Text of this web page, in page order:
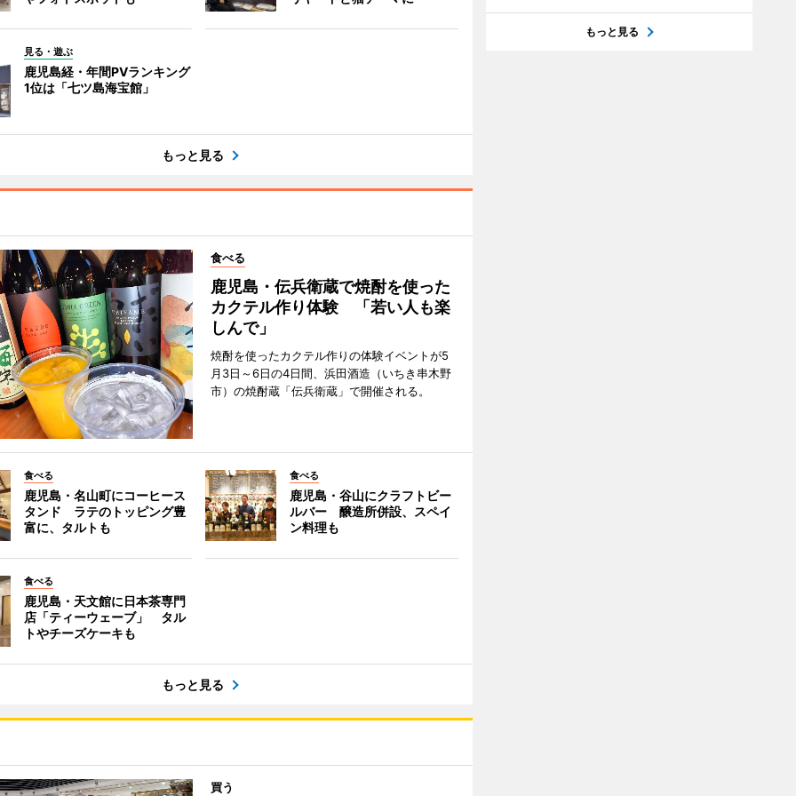
見る・遊ぶ
鹿児島経・年間PVランキング
1位は「七ツ島海宝館」
もっと見る
食べる
鹿児島・伝兵衛蔵で焼酎を使った
カクテル作り体験 「若い人も楽
しんで」
焼酎を使ったカクテル作りの体験イベントが5
月3日～6日の4日間、浜田酒造（いちき串木野
市）の焼酎蔵「伝兵衛蔵」で開催される。
食べる
鹿児島・名山町にコーヒース
タンド ラテのトッピング豊
富に、タルトも
食べる
鹿児島・谷山にクラフトビー
ルバー 醸造所併設、スペイ
ン料理も
食べる
鹿児島・天文館に日本茶専門
店「ティーウェーブ」 タル
トやチーズケーキも
もっと見る
買う
もっと見る